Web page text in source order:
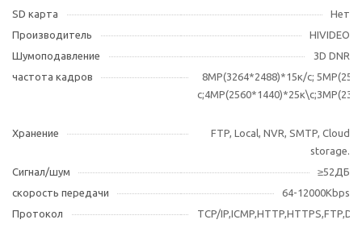
SD карта
Нет
Производитель
HIVIDEO
Шумоподавление
3D DNR
частота кадров
8МР(3264*2488)*15к/c;
Хранение
FTP, Local, NVR, SMTP, Cloud
storage.
Сигнал/шум
≥52ДБ
скорость передачи
64-12000Kbps
Протокол
TCP/